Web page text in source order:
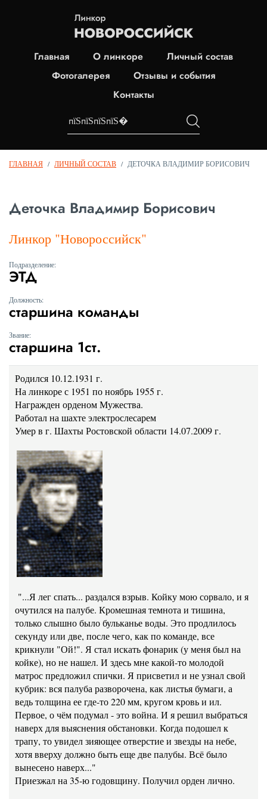
Главная О линкоре
Личный состав
Фотогалерея
Отзывы и события
Контакты
ГЛАВНАЯ / ЛИЧНЫЙ СОСТАВ / ДЕТОЧКА ВЛАДИМИР БОРИСОВИЧ
Деточка Владимир Борисович
Линкор "Новороссийск"
Подразделение:
ЭТД
Должность:
старшина команды
Звание:
старшина 1ст.
Родился 10.12.1931 г.
На линкоре с 1951 по ноябрь 1955 г.
Награжден орденом Мужества.
Работал на шахте электрослесарем
Умер в г. Шахты Ростовской области 14.07.2009 г.
"...Я лег спать... раздался взрыв. Койку мою сорвало, и я
очутился на палубе. Кромеш­ная темнота и тишина,
только слышно было бульканье воды. Это прод­лилось
секунду или две, после чего, как по команде, все
крикнули "Ой!". Я стал искать фонарик (у меня был на
койке), но не нашел. И здесь мне какой-то молодой
матрос предложил спички. Я присветил и не узнал свой
кубрик: вся палуба разворочена, как листья бумаги, а
ведь толщина ее где-то 220 мм, кругом кровь и ил.
Первое, о чём по­думал - это война. И я решил выбраться
наверх для выяснения обста­новки. Когда подошел к
трапу, то увидел зияющее отверстие и звезды на небе,
хотя вверху должно быть еще две палубы. Всё было
вынесено наверх..."
Приезжал на 35-ю годовщину. Получил орден лично.